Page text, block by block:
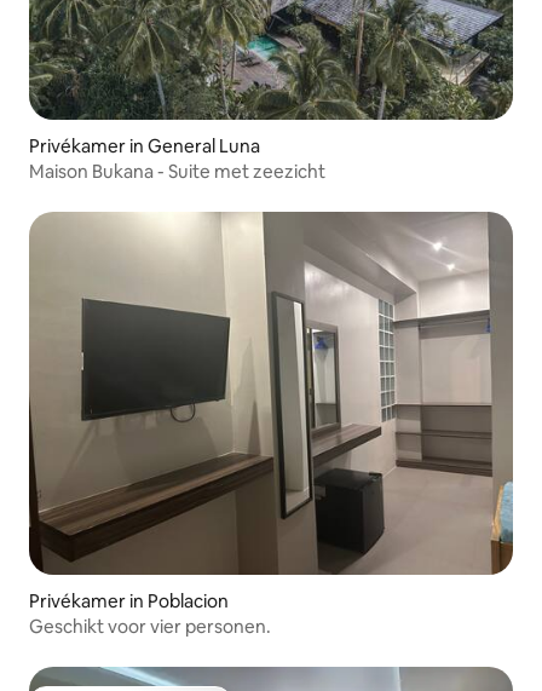
Privékamer in General Luna
Maison Bukana - Suite met zeezicht
Privékamer in Poblacion
Geschikt voor vier personen.